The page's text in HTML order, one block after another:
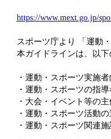
https://www.mext.go.jp/
スポーツ庁より 「運動
本ガイドラインは、以
・運動・スポーツ実施者
・運動・スポーツの指
・大会・イベント等の
・運動・スポーツ活動
・運動・スポーツ関連